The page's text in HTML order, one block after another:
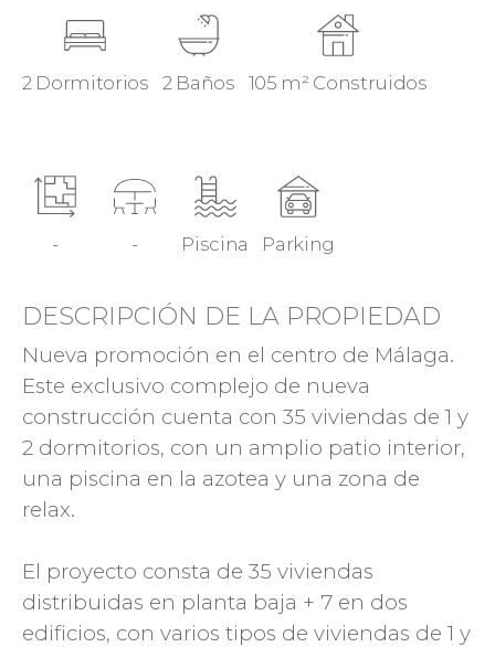
2 Dormitorios 2 Baños 105 m² Construidos
- - Piscina Parking
DESCRIPCIÓN DE LA PROPIEDAD
Nueva promoción en el centro de Málaga.
Este exclusivo complejo de nueva
construcción cuenta con 35 viviendas de 1 y
2 dormitorios, con un amplio patio interior,
una piscina en la azotea y una zona de
relax.
El proyecto consta de 35 viviendas
distribuidas en planta baja + 7 en dos
edificios, con varios tipos de viviendas de 1 y